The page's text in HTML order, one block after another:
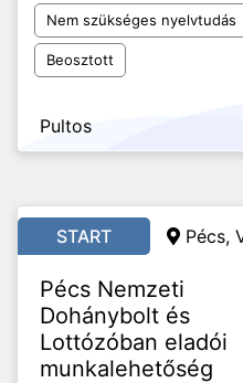
Nem szükséges nyelvtudás
Beosztott
Pultos
START Pécs,
Pécs Nemzeti
Dohánybolt és
Lottózóban eladói
munkalehetőség